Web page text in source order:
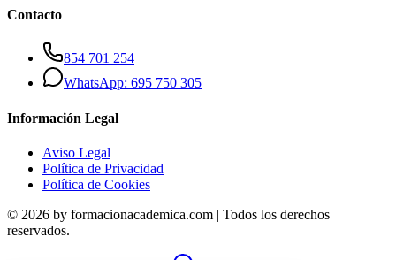
Contacto
854 701 254
WhatsApp: 695 750 305
Información Legal
Aviso Legal
Política de Privacidad
Política de Cookies
© 2026 by formacionacademica.com | Todos los derechos
reservados.